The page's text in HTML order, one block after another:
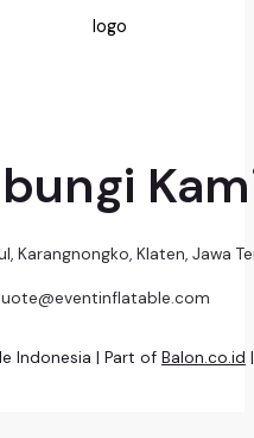
Karangnongko, Klaten, Jawa
Indonesia | Part of Balon.co.id